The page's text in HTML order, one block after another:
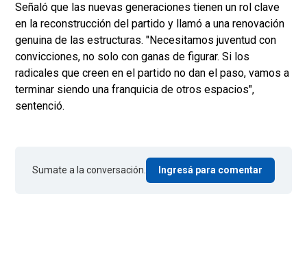
Señaló que las nuevas generaciones tienen un rol clave
en la reconstrucción del partido y llamó a una renovación
genuina de las estructuras. "Necesitamos juventud con
convicciones, no solo con ganas de figurar. Si los
radicales que creen en el partido no dan el paso, vamos a
terminar siendo una franquicia de otros espacios",
sentenció.
Sumate a la conversación. Ingresá para comentar